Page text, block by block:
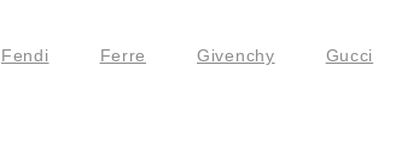
Fendi Ferre Givenchy Gucci